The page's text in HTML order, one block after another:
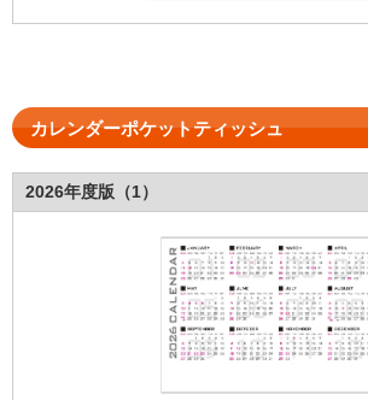
カレンダーポケットティッシュ
2026年度版（1）